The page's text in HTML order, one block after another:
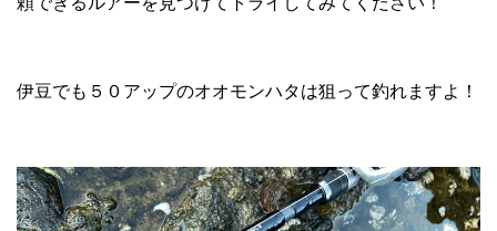
伊豆でも５０アップのオオモンハタは狙って釣れますよ！